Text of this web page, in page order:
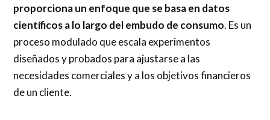
proporciona un enfoque que se basa en datos
científicos a lo largo del embudo de consumo. Es un
proceso modulado que escala experimentos
diseñados y probados para ajustarse a las
necesidades comerciales y a los objetivos financieros
de un cliente.